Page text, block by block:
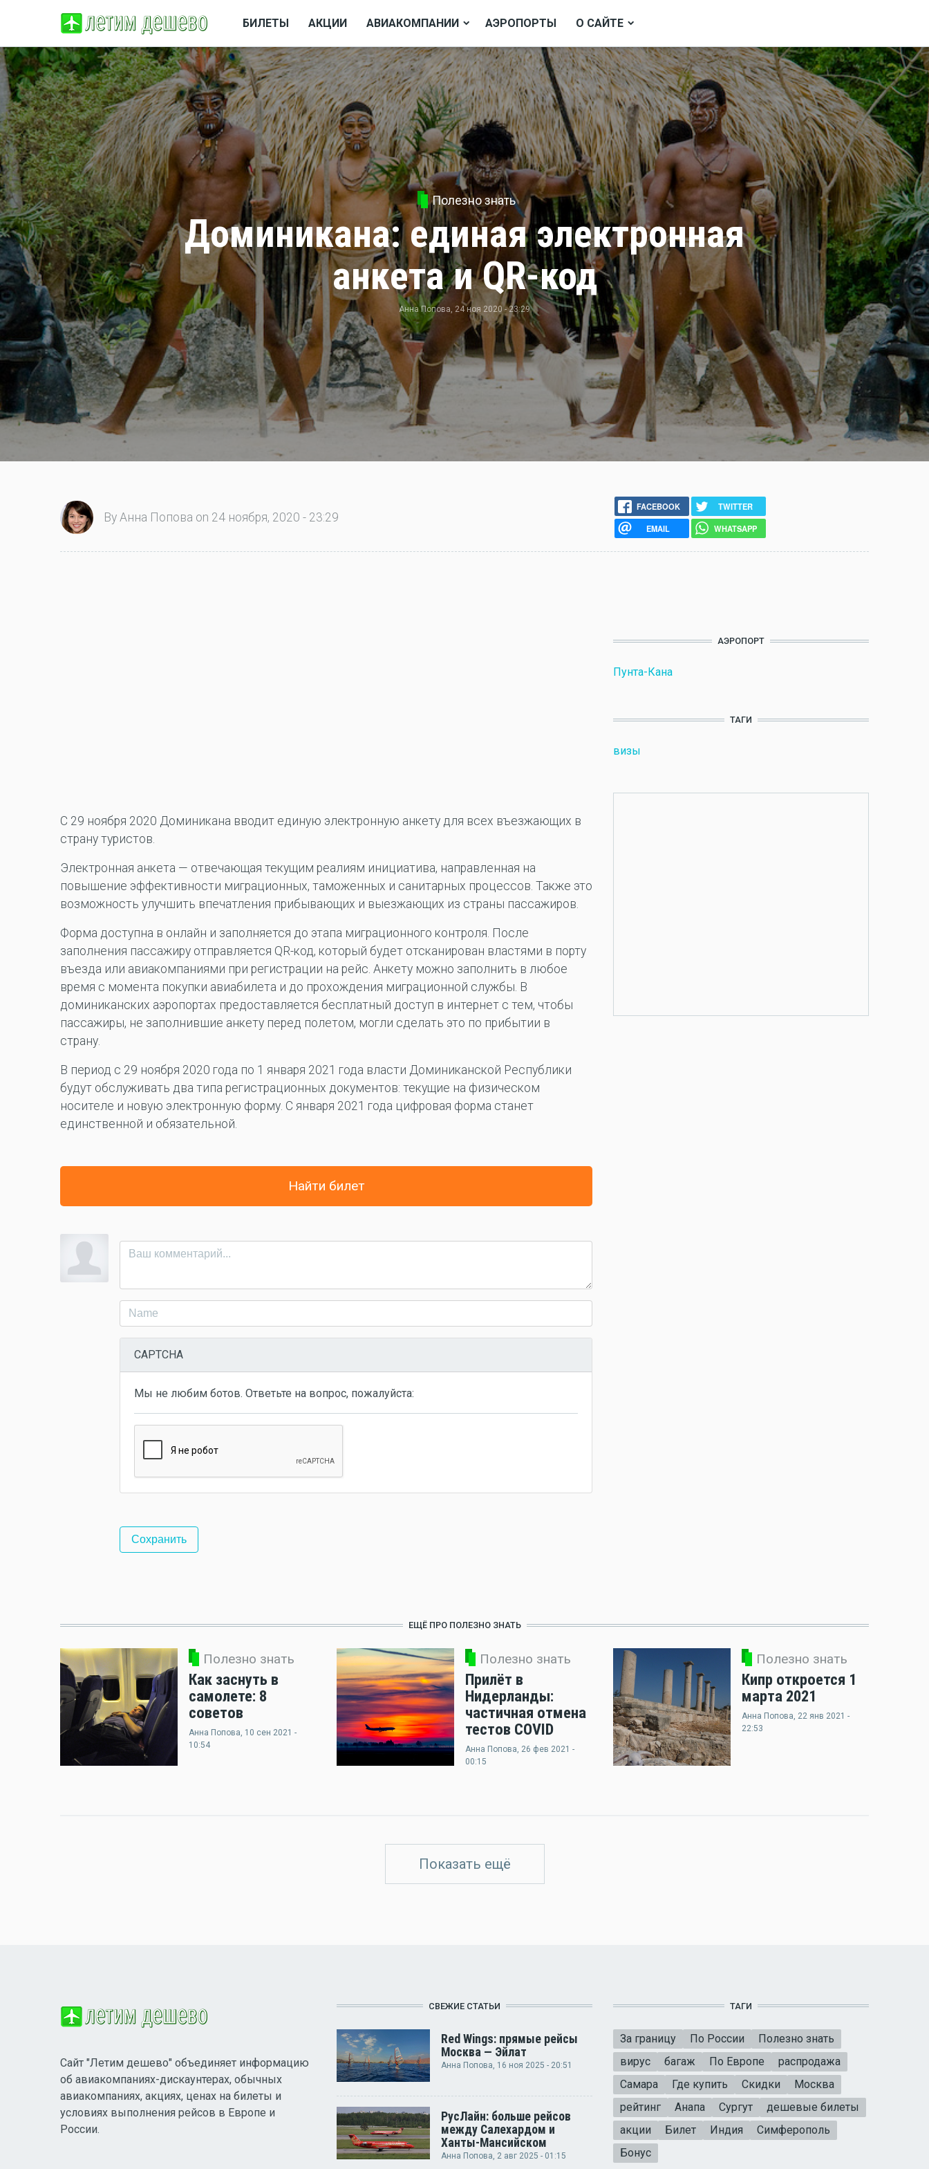
БИЛЕТЫ АКЦИИ АВИАКОМПАНИИ АЭРОПОРТЫ О САЙТЕ
Полезно знать
Доминикана: единая электронная
анкета и QR-код
Анна Попова , 24 ноя 2020 - 23:29
By Анна Попова on 24 ноября, 2020 - 23:29
FACEBOOK
TWITTER
EMAIL
WHATSAPP
С 29 ноября 2020 Доминикана вводит единую электронную анкету для всех въезжающих в
страну туристов.
Электронная анкета — отвечающая текущим реалиям инициатива, направленная на
повышение эффективности миграционных, таможенных и санитарных процессов. Также это
возможность улучшить впечатления прибывающих и выезжающих из страны пассажиров.
Форма доступна в онлайн и заполняется до этапа миграционного контроля. После
заполнения пассажиру отправляется QR-код, который будет отсканирован властями в порту
въезда или авиакомпаниями при регистрации на рейс. Анкету можно заполнить в любое
время с момента покупки авиабилета и до прохождения миграционной службы. В
доминиканских аэропортах предоставляется бесплатный доступ в интернет с тем, чтобы
пассажиры, не заполнившие анкету перед полетом, могли сделать это по прибытии в
страну.
В период с 29 ноября 2020 года по 1 января 2021 года власти Доминиканской Республики
будут обслуживать два типа регистрационных документов: текущие на физическом
носителе и новую электронную форму. С января 2021 года цифровая форма станет
единственной и обязательной.
Найти билет
CAPTCHA
Мы не любим ботов. Ответьте на вопрос, пожалуйста:
АЭРОПОРТ
Пунта-Кана
ТАГИ
визы
ЕЩЁ ПРО ПОЛЕЗНО ЗНАТЬ
Полезно знать
Как заснуть в
самолете: 8
советов
Анна Попова, 10 сен 2021 -
10:54
Полезно знать
Прилёт в
Нидерланды:
частичная отмена
тестов COVID
Анна Попова, 26 фев 2021 -
00:15
Полезно знать
Кипр откроется 1
марта 2021
Анна Попова, 22 янв 2021 -
22:53
Показать ещё
Сайт "Летим дешево" объединяет информацию
об авиакомпаниях-дискаунтерах, обычных
авиакомпаниях, акциях, ценах на билеты и
условиях выполнения рейсов в Европе и
России.
СВЕЖИЕ СТАТЬИ
Red Wings: прямые рейсы
Москва — Эйлат
Анна Попова , 16 ноя 2025 - 20:51
РусЛайн: больше рейсов
между Салехардом и
Ханты-Мансийском
Анна Попова , 2 авг 2025 - 01:15
ТАГИ
За границу По России
Полезно знать
вирус
багаж По Европе
распродажа
Самара
Где купить Скидки
Москва
рейтинг
Анапа Сургут
дешевые билеты
акции
Билет Индия
Симферополь
Бонус